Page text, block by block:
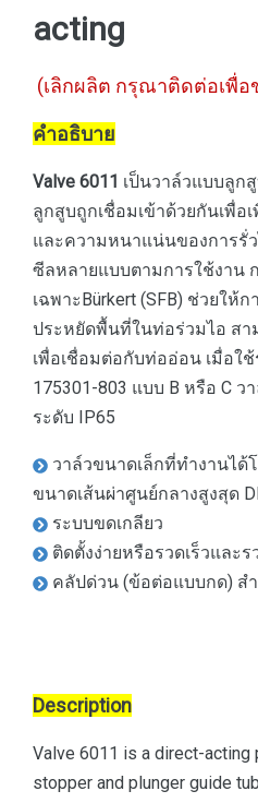
acting
(เลิกผลิต กรุณาติดต่อเพื่อ
คำอธิบาย
Valve 6011 เป็นวาล์วแบบลูก
ลูกสูบถูกเชื่อมเข้าด้วยกันเพื่
และความหนาแน่นของการรั่
ซีลหลายแบบตามการใช้งาน
เฉพาะBürkert (SFB) ช่วยให้ก
ประหยัดพื้นที่ในท่อร่วมไอ สา
เพื่อเชื่อมต่อกับท่ออ่อน เมื่อใ
175301-803 แบบ B หรือ C
ระดับ IP65
วาล์วขนาดเล็กที่ทำงานได้
ขนาดเส้นผ่าศูนย์กลางสูงสุด
ระบบขดเกลียว
ติดตั้งง่ายหรือรวดเร็วและร
คลัปด่วน (ข้อต่อแบบกด) ส
Description
Valve 6011 is a direct-acting
stopper and plunger guide